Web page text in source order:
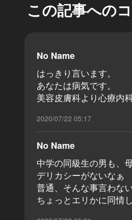
この記事への
No Name
はっきり言います。
あなたは病気です。
美容皮膚科より心療内
2020/07/22 05:17
No Name
中学の同級生の男も、
デリカシーがないなぁ
普通、そんな事言わな
ちょっとエリかに同情